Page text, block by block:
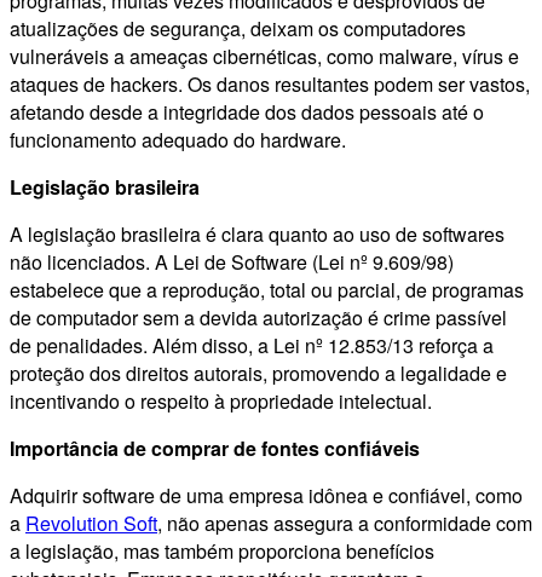
atualizações de segurança, deixam os computadores
vulneráveis a ameaças cibernéticas, como malware, vírus e
ataques de hackers. Os danos resultantes podem ser vastos,
afetando desde a integridade dos dados pessoais até o
funcionamento adequado do hardware.
Legislação brasileira
A legislação brasileira é clara quanto ao uso de softwares
não licenciados. A Lei de Software (Lei nº 9.609/98)
estabelece que a reprodução, total ou parcial, de programas
de computador sem a devida autorização é crime passível
de penalidades. Além disso, a Lei nº 12.853/13 reforça a
proteção dos direitos autorais, promovendo a legalidade e
incentivando o respeito à propriedade intelectual.
Importância de comprar de fontes confiáveis
Adquirir software de uma empresa idônea e confiável, como
a Revolution Soft, não apenas assegura a conformidade com
a legislação, mas também proporciona benefícios